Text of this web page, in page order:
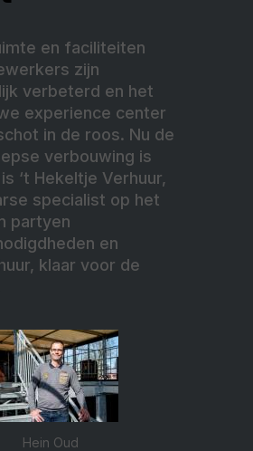
en faciliteiten
zijn
verbeterd en het
experience center
in de roos. Nu de
verbouwing is
‘t Hekeltje Verhuur,
specialist op het
partyen
en
klaar voor de
Hein Oud